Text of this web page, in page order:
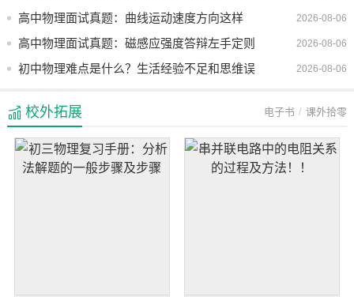
2026-08-06
高中物理面试真题：曲线运动速度方向这样
讲，考官必给高分
2026-08-06
高中物理面试真题：磁感应强度答辩左手定则
右手定则解析
2026-08-06
初中物理难点是什么？生活经验不足和思维误
校外拓展 电子书 课外拾零